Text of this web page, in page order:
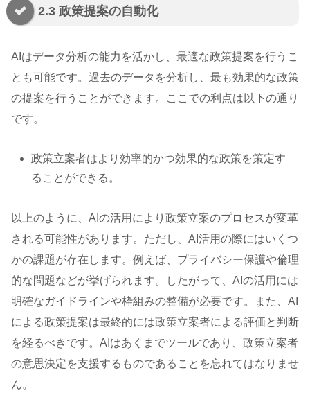
2.3 政策提案の自動化
AIはデータ分析の能力を活かし、最適な政策提案を行うこ
とも可能です。過去のデータを分析し、最も効果的な政策
の提案を行うことができます。ここでの利点は以下の通り
です。
政策立案者はより効率的かつ効果的な政策を策定す
ることができる。
以上のように、AIの活用により政策立案のプロセスが変革
される可能性があります。ただし、AI活用の際にはいくつ
かの課題が存在します。例えば、プライバシー保護や倫理
的な問題などが挙げられます。したがって、AIの活用には
明確なガイドラインや枠組みの整備が必要です。また、AI
による政策提案は最終的には政策立案者による評価と判断
を経るべきです。AIはあくまでツールであり、政策立案者
の意思決定を支援するものであることを忘れてはなりませ
ん。